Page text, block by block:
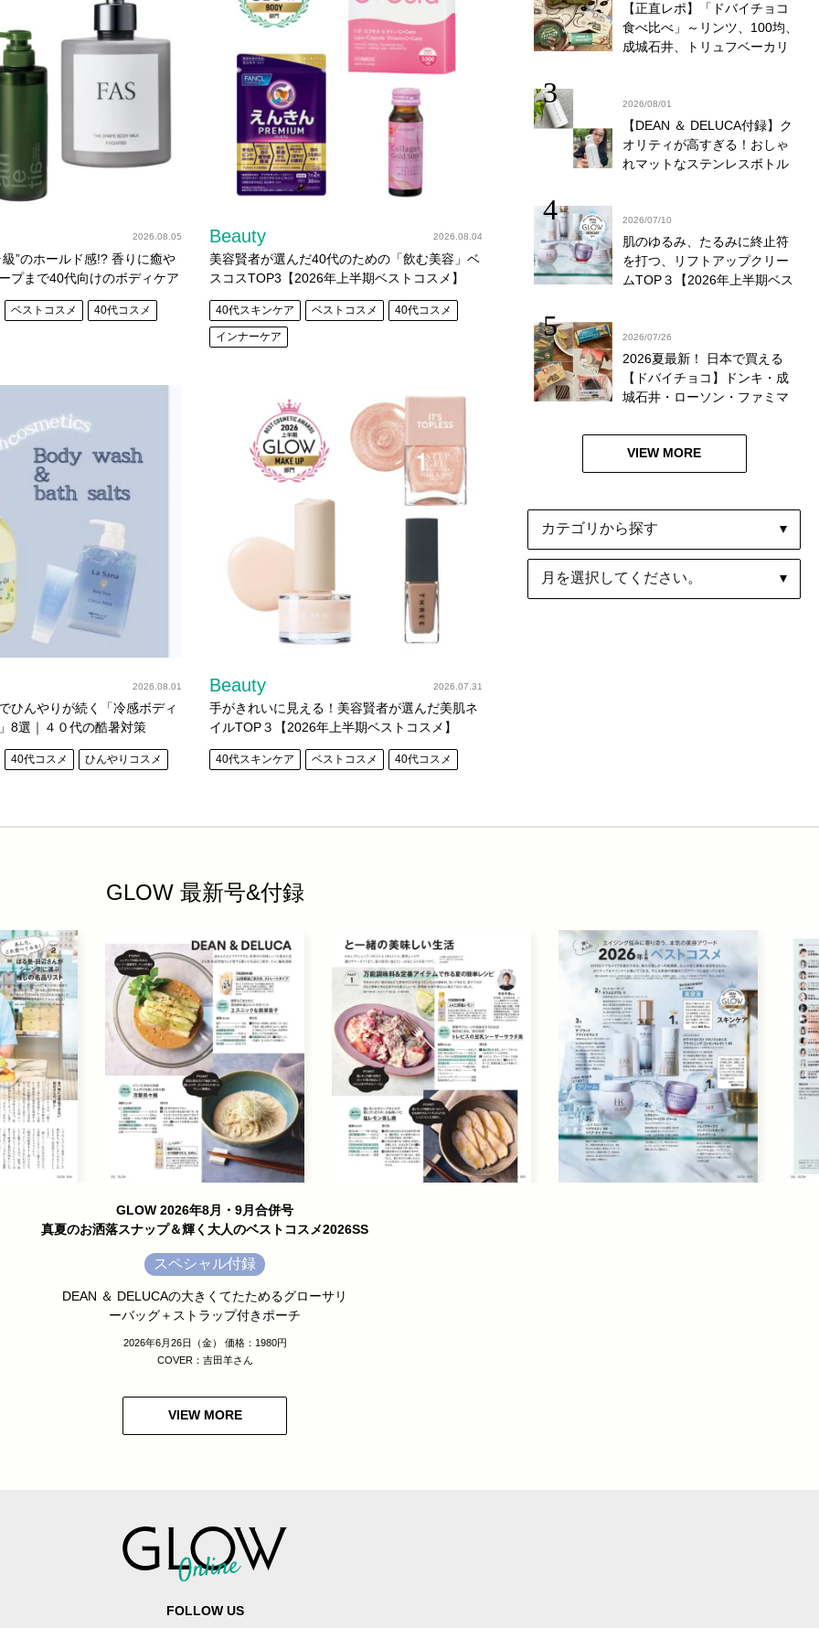
2026.08.05
”のホールド感!? 香りに癒や
プまで40代向けのボディケア
半期ベストコスメ】
ベストコスメ 40代コスメ
Beauty 2026.08.04
美容賢者が選んだ40代のための「飲む美容」ベ
スコスTOP3【2026年上半期ベストコスメ】
40代スキンケア ベストコスメ 40代コスメ
インナーケア
2026.08.01
ひんやりが続く「冷感ボディ
8選｜４０代の酷暑対策
40代コスメ ひんやりコスメ
Beauty 2026.07.31
手がきれいに見える！美容賢者が選んだ美肌ネ
イルTOP３【2026年上半期ベストコスメ】
40代スキンケア ベストコスメ 40代コスメ
【正直レポ】「ドバイチョコ
食べ比べ」～リンツ、100均、
成城石井、トリュフベーカリ
2026/08/01
【DEAN ＆ DELUCA付録】ク
オリティが高すぎる！おしゃ
れマットなステンレスボトル
2026/07/10
肌のゆるみ、たるみに終止符
を打つ、リフトアップクリー
ムTOP３【2026年上半期ベス
2026/07/26
2026夏最新！ 日本で買える
【ドバイチョコ】ドンキ・成
城石井・ローソン・ファミマ
VIEW MORE
GLOW 最新号&付録
GLOW 2026年8月・9月合併号
真夏のお洒落スナップ＆輝く大人のベストコスメ2026SS
スペシャル付録
DEAN ＆ DELUCAの大きくてたためるグローサリ
ーバッグ＋ストラップ付きポーチ
2026年6月26日（金） 価格：1980円
COVER：吉田羊さん
VIEW MORE
FOLLOW US